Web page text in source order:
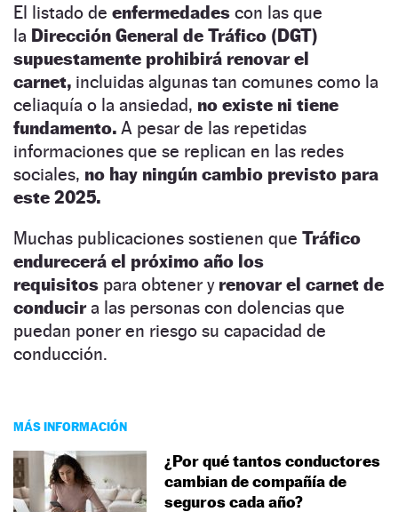
El listado de enfermedades con las que
la Dirección General de Tráfico (DGT)
supuestamente prohibirá renovar el
carnet, incluidas algunas tan comunes como la
celiaquía o la ansiedad, no existe ni tiene
fundamento. A pesar de las repetidas
informaciones que se replican en las redes
sociales, no hay ningún cambio previsto para
este 2025.
Muchas publicaciones sostienen que Tráfico
endurecerá el próximo año los
requisitos para obtener y renovar el carnet de
conducira las personas con dolencias que
puedan poner en riesgo su capacidad de
conducción.
MÁS INFORMACIÓN
¿Por qué tantos conductores
cambian de compañía de
seguros cada año?